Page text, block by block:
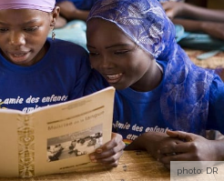
photo: DR